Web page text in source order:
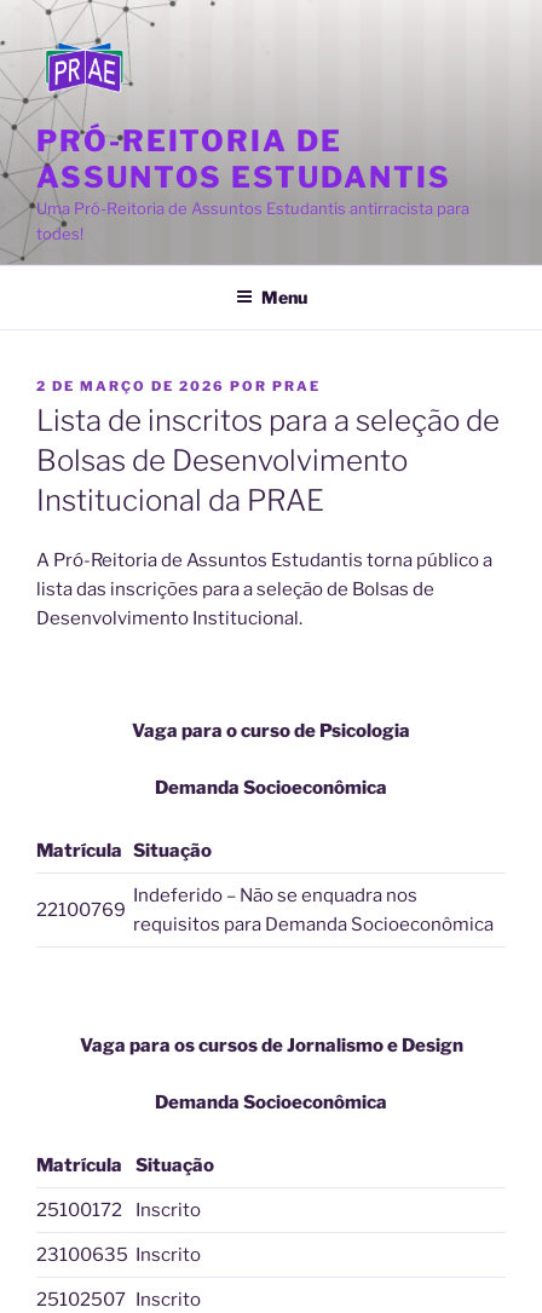
Pular
para
o
conteúdo
PRÓ-REITORIA DE
ASSUNTOS ESTUDANTIS
Uma Pró-Reitoria de Assuntos Estudantis antirracista para
todes!
Menu
PUBLICADO
EM
2 DE MARÇO DE 2026 POR PRAE
Lista de inscritos para a seleção de
Bolsas de Desenvolvimento
Institucional da PRAE
A Pró-Reitoria de Assuntos Estudantis torna público a
lista das inscrições para a seleção de Bolsas de
Desenvolvimento Institucional.
Vaga para o curso de Psicologia
Demanda Socioeconômica
Matrícula Situação
22100769
Indeferido – Não se enquadra nos
requisitos para Demanda Socioeconômica
Vaga para os cursos de Jornalismo e Design
Demanda Socioeconômica
Matrícula Situação
25100172 Inscrito
23100635 Inscrito
25102507 Inscrito